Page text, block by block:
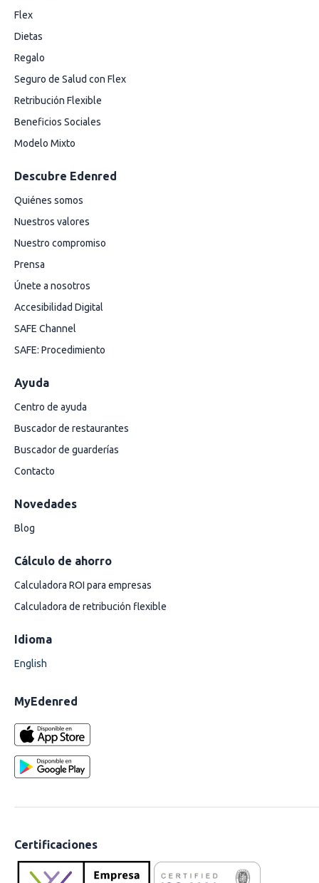
Flex
Dietas
Regalo
Seguro de Salud con Flex
Retribución Flexible
Beneficios Sociales
Modelo Mixto
Descubre Edenred
Quiénes somos
Nuestros valores
Nuestro compromiso
Prensa
Únete a nosotros
Accesibilidad Digital
SAFE Channel
SAFE: Procedimiento
Ayuda
Centro de ayuda
Buscador de restaurantes
Buscador de guarderías
Contacto
Novedades
Blog
Cálculo de ahorro
Calculadora ROI para empresas
Calculadora de retribución flexible
Idioma
English
MyEdenred
Certificaciones